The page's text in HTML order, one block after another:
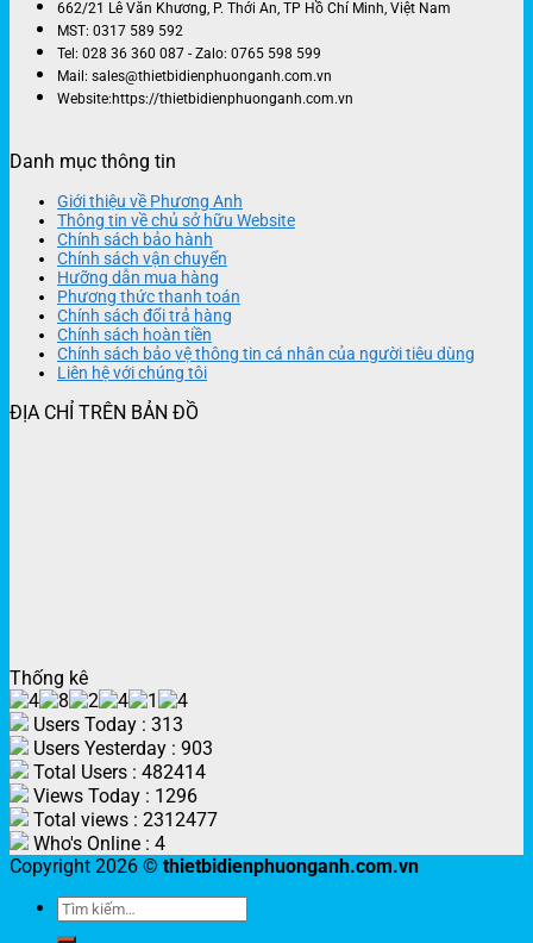
662/21 Lê Văn Khương, P. Thới An, TP Hồ Chí Minh, Việt Nam
MST: 0317 589 592
Tel: 028 36 360 087 - Zalo: 0765 598 599
Mail: sales@thietbidienphuonganh.com.vn
Website:https://thietbidienphuonganh.com.vn
Danh mục thông tin
Giới thiệu về Phương Anh
Thông tin về chủ sở hữu Website
Chính sách bảo hành
Chính sách vận chuyển
Hưỡng dẫn mua hàng
Phương thức thanh toán
Chính sách đổi trả hàng
Chính sách hoàn tiền
Chính sách bảo vệ thông tin cá nhân của người tiêu dùng
Liên hệ với chúng tôi
ĐỊA CHỈ TRÊN BẢN ĐỒ
Thống kê
Users Today : 313
Users Yesterday : 903
Total Users : 482414
Views Today : 1296
Total views : 2312477
Who's Online : 4
Copyright 2026 © thietbidienphuonganh.com.vn